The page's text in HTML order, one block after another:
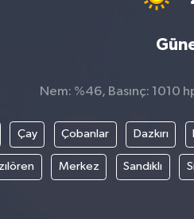
Nem: %46, Basınç: 1010
Çay Çobanlar Dazkırı
Merkez Sandıklı